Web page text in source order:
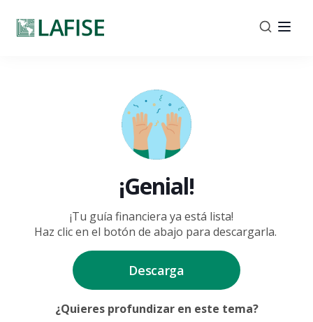
¡Genial!
¡Tu guía financiera ya está lista!
Haz clic en el botón de abajo para descargarla.
Descarga
¿Quieres profundizar en este tema?